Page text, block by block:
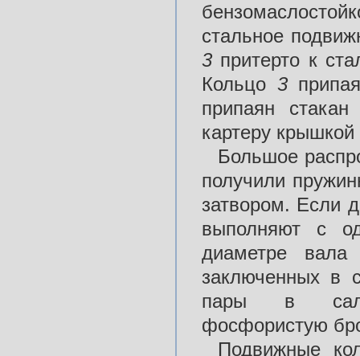
стальное
3 притерто к
Кольцо 3
припаян
картеру крышкой
Большое
получили
затвором. Если
выполняют с
диаметре вала
заключенных в
пары в
фосфористую
Подвижные